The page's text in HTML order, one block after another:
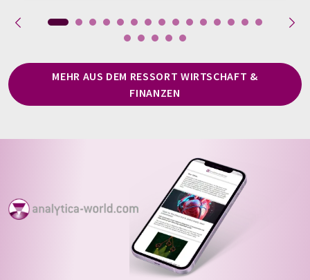
MEHR AUS DEM RESSORT WIRTSCHAFT &
FINANZEN